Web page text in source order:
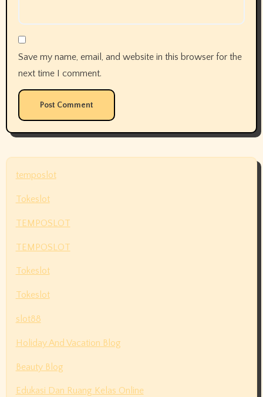
Save my name, email, and website in this browser for the
next time I comment.
temposlot
Tokeslot
TEMPOSLOT
TEMPOSLOT
Tokeslot
Tokeslot
slot88
Holiday And Vacation Blog
Beauty Blog
Edukasi Dan Ruang Kelas Online